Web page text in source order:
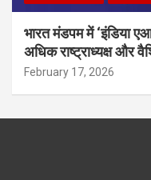
भारत मंडपम में ‘इंडिया
अधिक राष्ट्राध्यक्ष और
February 17, 2026